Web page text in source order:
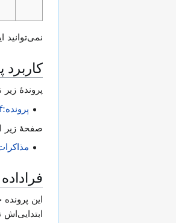
نمی‌توانید
کاربرد
پروندهٔ
پرونده:Moz 18 186.pdf
صفحهٔ زیر
مذاکرات
فراداده
این